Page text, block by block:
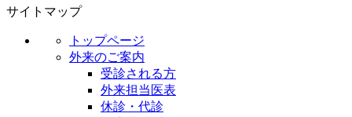
サイトマップ
トップページ
外来のご案内
受診される方
外来担当医表
休診・代診